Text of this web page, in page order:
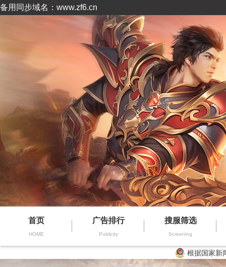
备用同步域名：www.zf6.cn
首页
HOME
广告排行
Publicity
搜服筛选
Screening
根据国家新